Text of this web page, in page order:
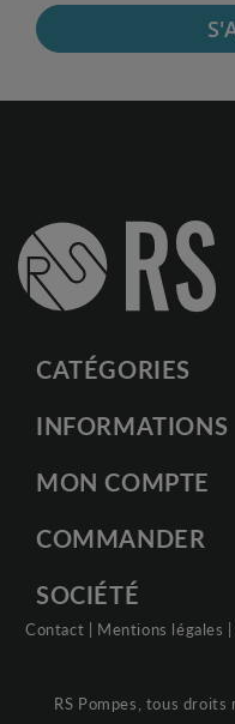
CATÉGORIES
INFORMATIONS
MON COMPTE
COMMANDER
SOCIÉTÉ
Contact | Mentions légales
RS Pompes, tous